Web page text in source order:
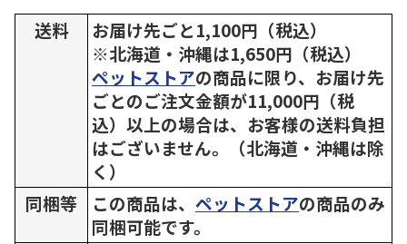
送料
お届け先ごと1,100円（税込）
※北海道・沖縄は1,650円（税込）
ペットストアの商品に限り、お届け先
ごとのご注文金額が11,000円（税
込）以上の場合は、お客様の送料負担
はございません。（北海道・沖縄は除
く）
同梱等
この商品は、 ペットストアの商品のみ
同梱可能です。